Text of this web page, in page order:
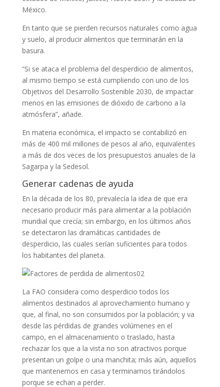
México.
En tanto que se pierden recursos naturales como agua
y suelo, al producir alimentos que terminarán en la
basura.
“Si se ataca el problema del desperdicio de alimentos,
al mismo tiempo se está cumpliendo con uno de los
Objetivos del Desarrollo Sostenible 2030, de impactar
menos en las emisiones de dióxido de carbono a la
atmósfera”, añade.
En materia económica, el impacto se contabilizó en
más de 400 mil millones de pesos al año, equivalentes
a más de dos veces de los presupuestos anuales de la
Sagarpa y la Sedesol.
Generar cadenas de ayuda
En la década de los 80, prevalecía la idea de que era
necesario producir más para alimentar a la población
mundial que crecía; sin embargo, en los últimos años
se detectaron las dramáticas cantidades de
desperdicio, las cuales serían suficientes para todos
los habitantes del planeta.
La FAO considera como desperdicio todos los
alimentos destinados al aprovechamiento humano y
que, al final, no son consumidos por la población; y va
desde las pérdidas de grandes volúmenes en el
campo, en el almacenamiento o traslado, hasta
rechazar los que a la vista no son atractivos porque
presentan un golpe o una manchita; más aún, aquellos
que mantenemos en casa y terminamos tirándolos
porque se echan a perder.